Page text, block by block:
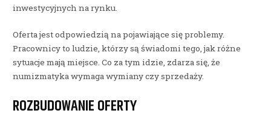
inwestycyjnych na rynku.
Oferta jest odpowiedzią na pojawiające się problemy.
Pracownicy to ludzie, którzy są świadomi tego, jak różne
sytuacje mają miejsce. Co za tym idzie, zdarza się, że
numizmatyka wymaga wymiany czy sprzedaży.
ROZBUDOWANIE OFERTY